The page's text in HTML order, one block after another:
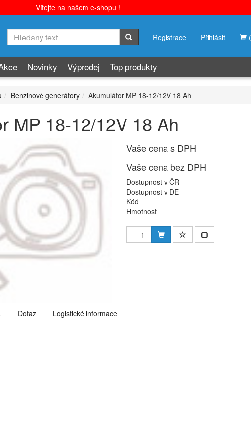
Vítejte na našem e-shopu !
Registrace Přihlásit
Novinky Výprodej Top produkty
Benzinové generátory Akumulátor MP 18-12/12V 18 Ah
MP 18-12/12V 18 Ah
Vaše cena s DPH
Vaše cena bez DPH
Dostupnost v ČR
Dostupnost v DE
Kód
Hmotnost
Dotaz Logistické informace